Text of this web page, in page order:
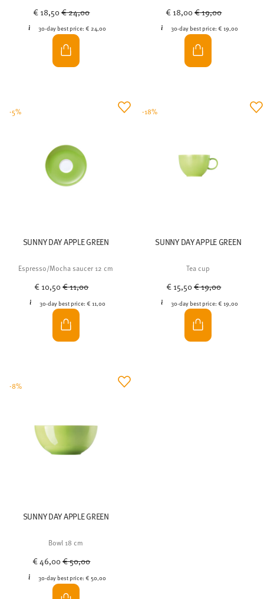
€ 18,50Price reduced from
€ 24,00
30-day best price:€ 24,00
€ 18,00Price reduced from
€ 19,00
30-day best price:€ 19,00
SUNNY DAY APPLE GREEN
Espresso/Mocha saucer 12 cm
€ 10,50Price reduced from
€ 11,00
30-day best price: € 11,00
-5%
SUNNY DAY APPLE GREEN
Tea cup
€ 15,50Price reduced from
€ 19,00
30-day best price:€ 19,00
-18%
SUNNY DAY APPLE GREEN
Bowl 18 cm
€ 46,00Price reduced from
€ 50,00
30-day best price:€ 50,00
-8%